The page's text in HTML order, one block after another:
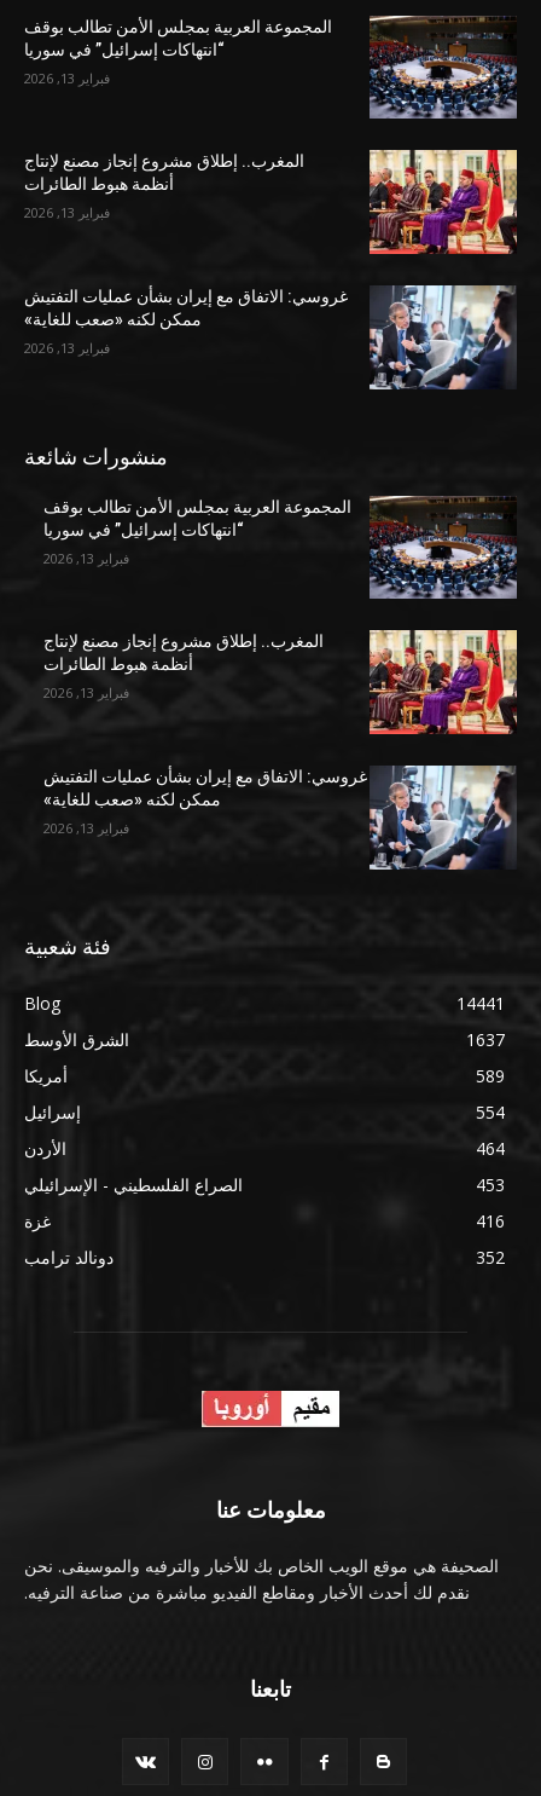
المجموعة العربية بمجلس الأمن تطالب بوقف
“انتهاكات إسرائيل” في سوريا
فبراير 13, 2026
المغرب.. إطلاق مشروع إنجاز مصنع لإنتاج
أنظمة هبوط الطائرات
فبراير 13, 2026
غروسي: الاتفاق مع إيران بشأن عمليات التفتيش
ممكن لكنه «صعب للغاية»
فبراير 13, 2026
منشورات شائعة
المجموعة العربية بمجلس الأمن تطالب بوقف
“انتهاكات إسرائيل” في سوريا
فبراير 13, 2026
المغرب.. إطلاق مشروع إنجاز مصنع لإنتاج
أنظمة هبوط الطائرات
فبراير 13, 2026
غروسي: الاتفاق مع إيران بشأن عمليات التفتيش
ممكن لكنه «صعب للغاية»
فبراير 13, 2026
فئة شعبية
Blog
14441
الشرق الأوسط
1637
أمريكا
589
إسرائيل
554
الأردن
464
الصراع الفلسطيني - الإسرائيلي
453
غزة
416
دونالد ترامب
352
معلومات عنا
الصحيفة هي موقع الويب الخاص بك للأخبار والترفيه والموسيقى. نحن
نقدم لك أحدث الأخبار ومقاطع الفيديو مباشرة من صناعة الترفيه.
تابعنا